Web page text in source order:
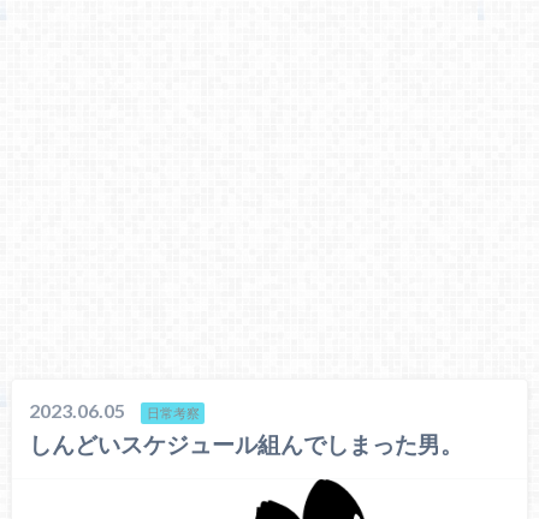
2023.06.05 日常考察
しんどいスケジュール組んでしまった男。